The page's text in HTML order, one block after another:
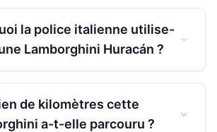
la police italienne utilise-
Lamborghini Huracán ?
de kilomètres cette
a-t-elle parcouru ?